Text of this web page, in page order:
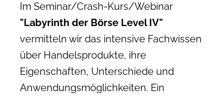
Im Seminar/Crash-Kurs/Webinar
"Labyrinth der Börse Level IV"
vermitteln wir das intensive Fachwissen
über Handelsprodukte, ihre
Eigenschaften, Unterschiede und
Anwendungsmöglichkeiten. Ein